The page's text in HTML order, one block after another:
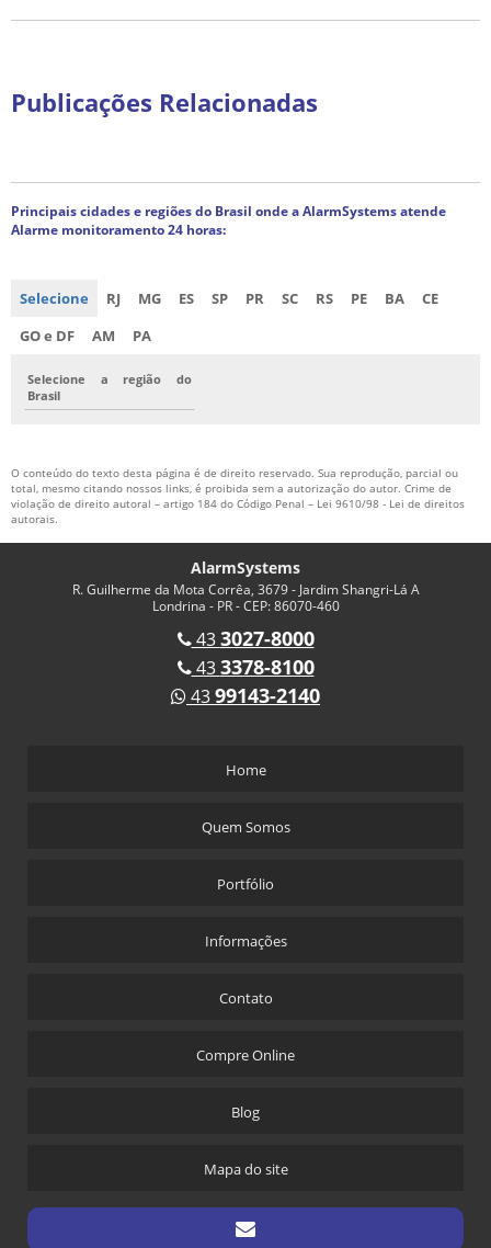
Publicações Relacionadas
Principais cidades e regiões do Brasil onde a AlarmSystems atende
Alarme monitoramento 24 horas:
Selecione RJ MG ES SP PR SC RS PE BA
CE
GO e DF
AM PA
Selecione a região do
Brasil
O conteúdo do texto desta página é de direito reservado. Sua reprodução, parcial ou
total, mesmo citando nossos links, é proibida sem a autorização do autor. Crime de
violação de direito autoral – artigo 184 do Código Penal – Lei 9610/98 - Lei de direitos
autorais.
AlarmSystems
R. Guilherme da Mota Corrêa, 3679 - Jardim Shangri-Lá A
Londrina - PR - CEP: 86070-460
433027-8000
433378-8100
4399143-2140
Home
Quem Somos
Portfólio
Informações
Contato
Compre Online
Blog
Mapa do site